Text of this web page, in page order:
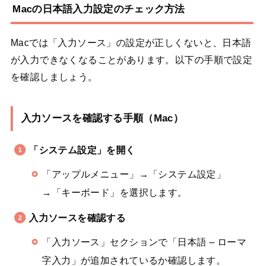
Macの日本語入力設定のチェック方法
Macでは「入力ソース」の設定が正しくないと、日本語
が入力できなくなることがあります。以下の手順で設定
を確認しましょう。
入力ソースを確認する手順（Mac）
「システム設定」を開く
「アップルメニュー」→「システム設定」
→「キーボード」を選択します。
入力ソースを確認する
「入力ソース」セクションで「日本語 – ローマ
字入力」が追加されているか確認します。